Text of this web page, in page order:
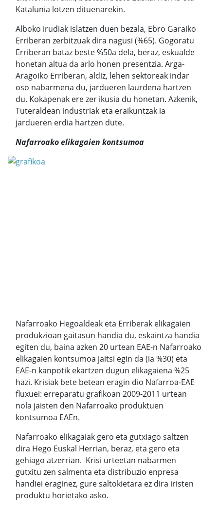
Katalunia lotzen dituenarekin.
Alboko irudiak islatzen duen bezala, Ebro Garaiko
Erriberan zerbitzuak dira nagusi (%65). Gogoratu
Erriberan bataz beste %50a dela, beraz, eskualde
honetan altua da arlo honen presentzia. Arga-
Aragoiko Erriberan, aldiz, lehen sektoreak indar
oso nabarmena du, jardueren laurdena hartzen
du. Kokapenak ere zer ikusia du honetan. Azkenik,
Tuteraldean industriak eta eraikuntzak ia
jardueren erdia hartzen dute.
Nafarroako elikagaien kontsumoa
Nafarroako Hegoaldeak eta Erriberak elikagaien
produkzioan gaitasun handia du, eskaintza handia
egiten du, baina azken 20 urtean EAE-n Nafarroako
elikagaien kontsumoa jaitsi egin da (ia %30) eta
EAE-n kanpotik ekartzen dugun elikagaiena %25
hazi. Krisiak bete betean eragin dio Nafarroa-EAE
fluxuei: erreparatu grafikoan 2009-2011 urtean
nola jaisten den Nafarroako produktuen
kontsumoa EAEn.
Nafarroako elikagaiak gero eta gutxiago saltzen
dira Hego Euskal Herrian, beraz, eta gero eta
gehiago atzerrian. Krisi urteetan nabarmen
gutxitu zen salmenta eta distribuzio enpresa
handiei eraginez, gure saltokietara ez dira iristen
produktu horietako asko.